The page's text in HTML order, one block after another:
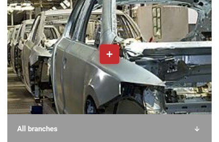
All branches